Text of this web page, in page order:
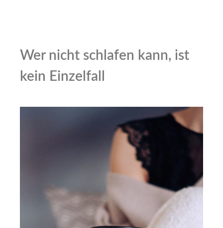
Wer nicht schlafen kann, ist
kein Einzelfall